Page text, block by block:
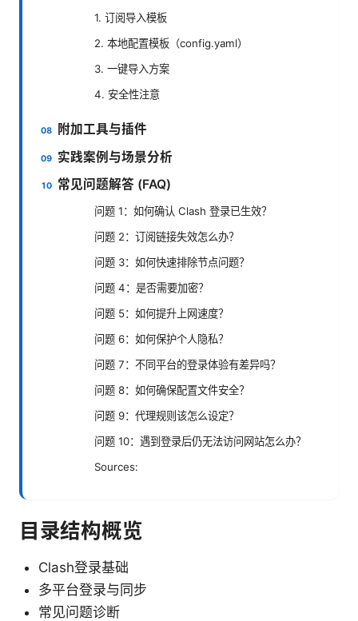
1. 订阅导入模板
2. 本地配置模板（config.yaml）
3. 一键导入方案
4. 安全性注意
附加工具与插件
实践案例与场景分析
常见问题解答 (FAQ)
问题 1：如何确认 Clash 登录已生效？
问题 2：订阅链接失效怎么办？
问题 3：如何快速排除节点问题？
问题 4：是否需要加密？
问题 5：如何提升上网速度？
问题 6：如何保护个人隐私？
问题 7：不同平台的登录体验有差异吗？
问题 8：如何确保配置文件安全？
问题 9：代理规则该怎么设定？
问题 10：遇到登录后仍无法访问网站怎么办？
Sources:
目录结构概览
Clash登录基础
多平台登录与同步
常见问题诊断